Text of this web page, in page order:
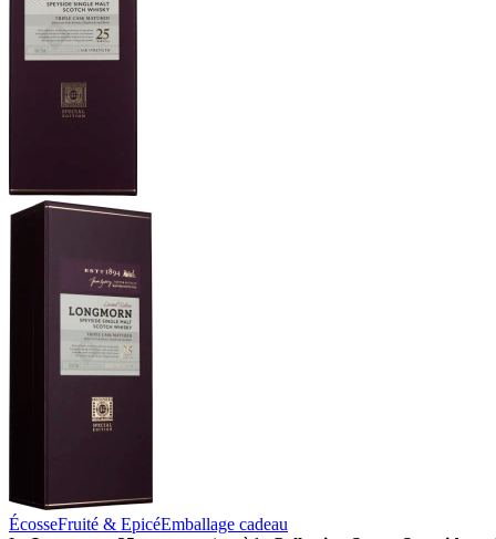
ÉcosseFruité & EpicéEmballage cadeau